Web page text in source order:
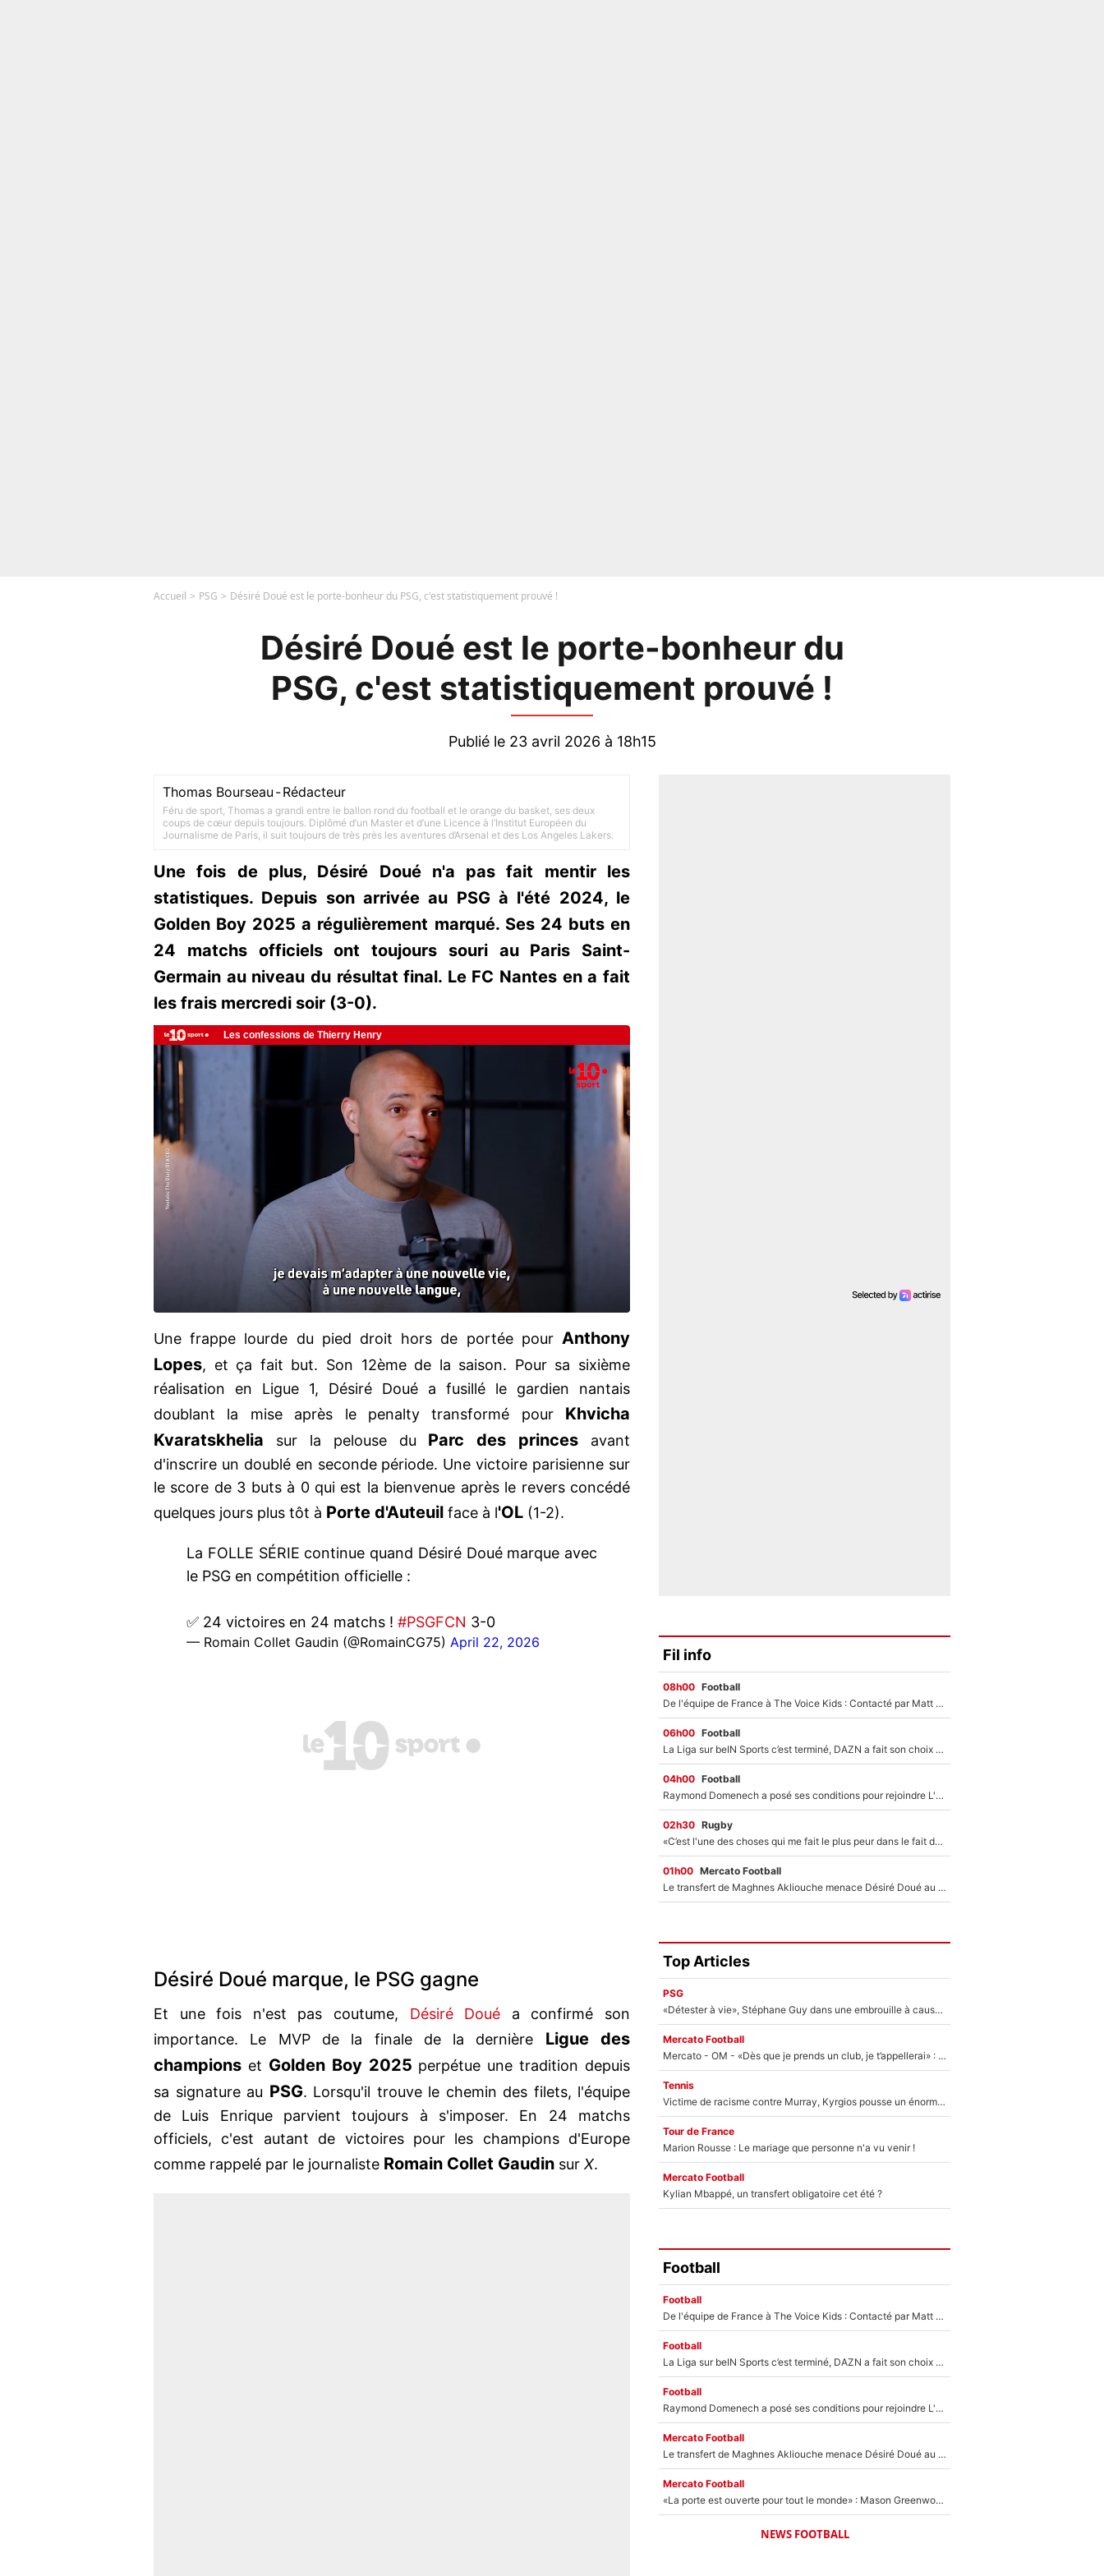
Accueil PSG Désiré Doué est le porte-bonheur du PSG, c'est statistiquement prouvé !
Désiré Doué est le porte-bonheur du
PSG, c'est statistiquement prouvé !
Publié le 23 avril 2026 à 18h15
Thomas Bourseau -Rédacteur
Féru de sport, Thomas a grandi entre le ballon rond du football et le orange du basket, ses deux
coups de cœur depuis toujours. Diplômé d’un Master et d’une Licence à l’Institut Européen du
Journalisme de Paris, il suit toujours de très près les aventures d’Arsenal et des Los Angeles Lakers.
Une fois de plus, Désiré Doué n'a pas fait mentir les
statistiques. Depuis son arrivée au PSG à l'été 2024, le
Golden Boy 2025 a régulièrement marqué. Ses 24 buts en
24 matchs officiels ont toujours souri au Paris Saint-
Germain au niveau du résultat final. Le FC Nantes en a fait
les frais mercredi soir (3-0).
Une frappe lourde du pied droit hors de portée pour Anthony
Lopes, et ça fait but. Son 12ème de la saison. Pour sa sixième
réalisation en Ligue 1, Désiré Doué a fusillé le gardien nantais
doublant la mise après le penalty transformé pour Khvicha
Kvaratskhelia
sur la pelouse du Parc des princes
avant
d'inscrire un doublé en seconde période. Une victoire parisienne sur
le score de 3 buts à 0 qui est la bienvenue après le revers concédé
quelques jours plus tôt à Porte d'Auteuil face à l'OL (1-2).
La FOLLE SÉRIE continue quand Désiré Doué marque avec
le PSG en compétition officielle :
✅ 24 victoires en 24 matchs ! #PSGFCN 3-0
— Romain Collet Gaudin (@RomainCG75) April 22, 2026
Désiré Doué marque, le PSG gagne
Et une fois n'est pas coutume, Désiré Doué a confirmé son
importance. Le MVP de la finale de la dernière Ligue des
champions et Golden Boy 2025 perpétue une tradition depuis
sa signature au PSG. Lorsqu'il trouve le chemin des filets, l'équipe
de Luis Enrique parvient toujours à s'imposer. En 24 matchs
officiels, c'est autant de victoires pour les champions d'Europe
comme rappelé par le journaliste Romain Collet Gaudin sur X.
Fil info
08h00 Football
De l'équipe de France à The Voice Kids : Contacté par Matt Pokora, Kylian Mbappé a accepté de jouer un rôle inédit sur TF1 !
06h00 Football
La Liga sur beIN Sports c’est terminé, DAZN a fait son choix pour Benjamin Da Silva et Omar Da Fonseca !
04h00 Football
Raymond Domenech a posé ses conditions pour rejoindre L'EQUIPE du Soir : Il refuse de faire l'émission avec un autre chroniqueur !
02h30 Rugby
«C’est l'une des choses qui me fait le plus peur dans le fait de devenir maman» : En couple avec Antoine Dupont, Iris Mittenaere s'inquiète déjà pour ses futurs enfants !
01h00 Mercato Football
Le transfert de Maghnes Akliouche menace Désiré Doué au PSG : «Je valide à 200%»
Top Articles
PSG
«Détester à vie», Stéphane Guy dans une embrouille à cause du PSG !
Mercato Football
Mercato - OM - «Dès que je prends un club, je t’appellerai» : La promesse de Marcelino au moment de claquer la porte
Tennis
Victime de racisme contre Murray, Kyrgios pousse un énorme coup de gueule !
Tour de France
Marion Rousse : Le mariage que personne n'a vu venir !
Mercato Football
Kylian Mbappé, un transfert obligatoire cet été ?
Football
Football
De l'équipe de France à The Voice Kids : Contacté par Matt Pokora, Kylian Mbappé a accepté de jouer un rôle inédit sur TF1 !
Football
La Liga sur beIN Sports c’est terminé, DAZN a fait son choix pour Benjamin Da Silva et Omar Da Fonseca !
Football
Raymond Domenech a posé ses conditions pour rejoindre L'EQUIPE du Soir : Il refuse de faire l'émission avec un autre chroniqueur !
Mercato Football
Le transfert de Maghnes Akliouche menace Désiré Doué au PSG : «Je valide à 200%»
Mercato Football
«La porte est ouverte pour tout le monde» : Mason Greenwood et Pierre-Emerick Aubameyang ont quitté l'OM, Amine Gouiri balance sur la suite du mercato et sur la réaction du vestiaire !
NEWS FOOTBALL